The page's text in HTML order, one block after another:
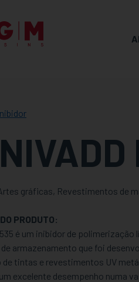
gráficas, Revestimentos de
PRODUTO:
é um inibidor de
armazenamento que foi
tintas e revestimentos UV
excelente desempenho numa